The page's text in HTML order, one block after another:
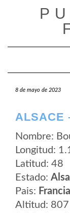
8 de mayo de 2023
ALSACE
Nombre:
Longitud:
Latitud: 48
Estado:
Pais: Francia
Altitud: 807